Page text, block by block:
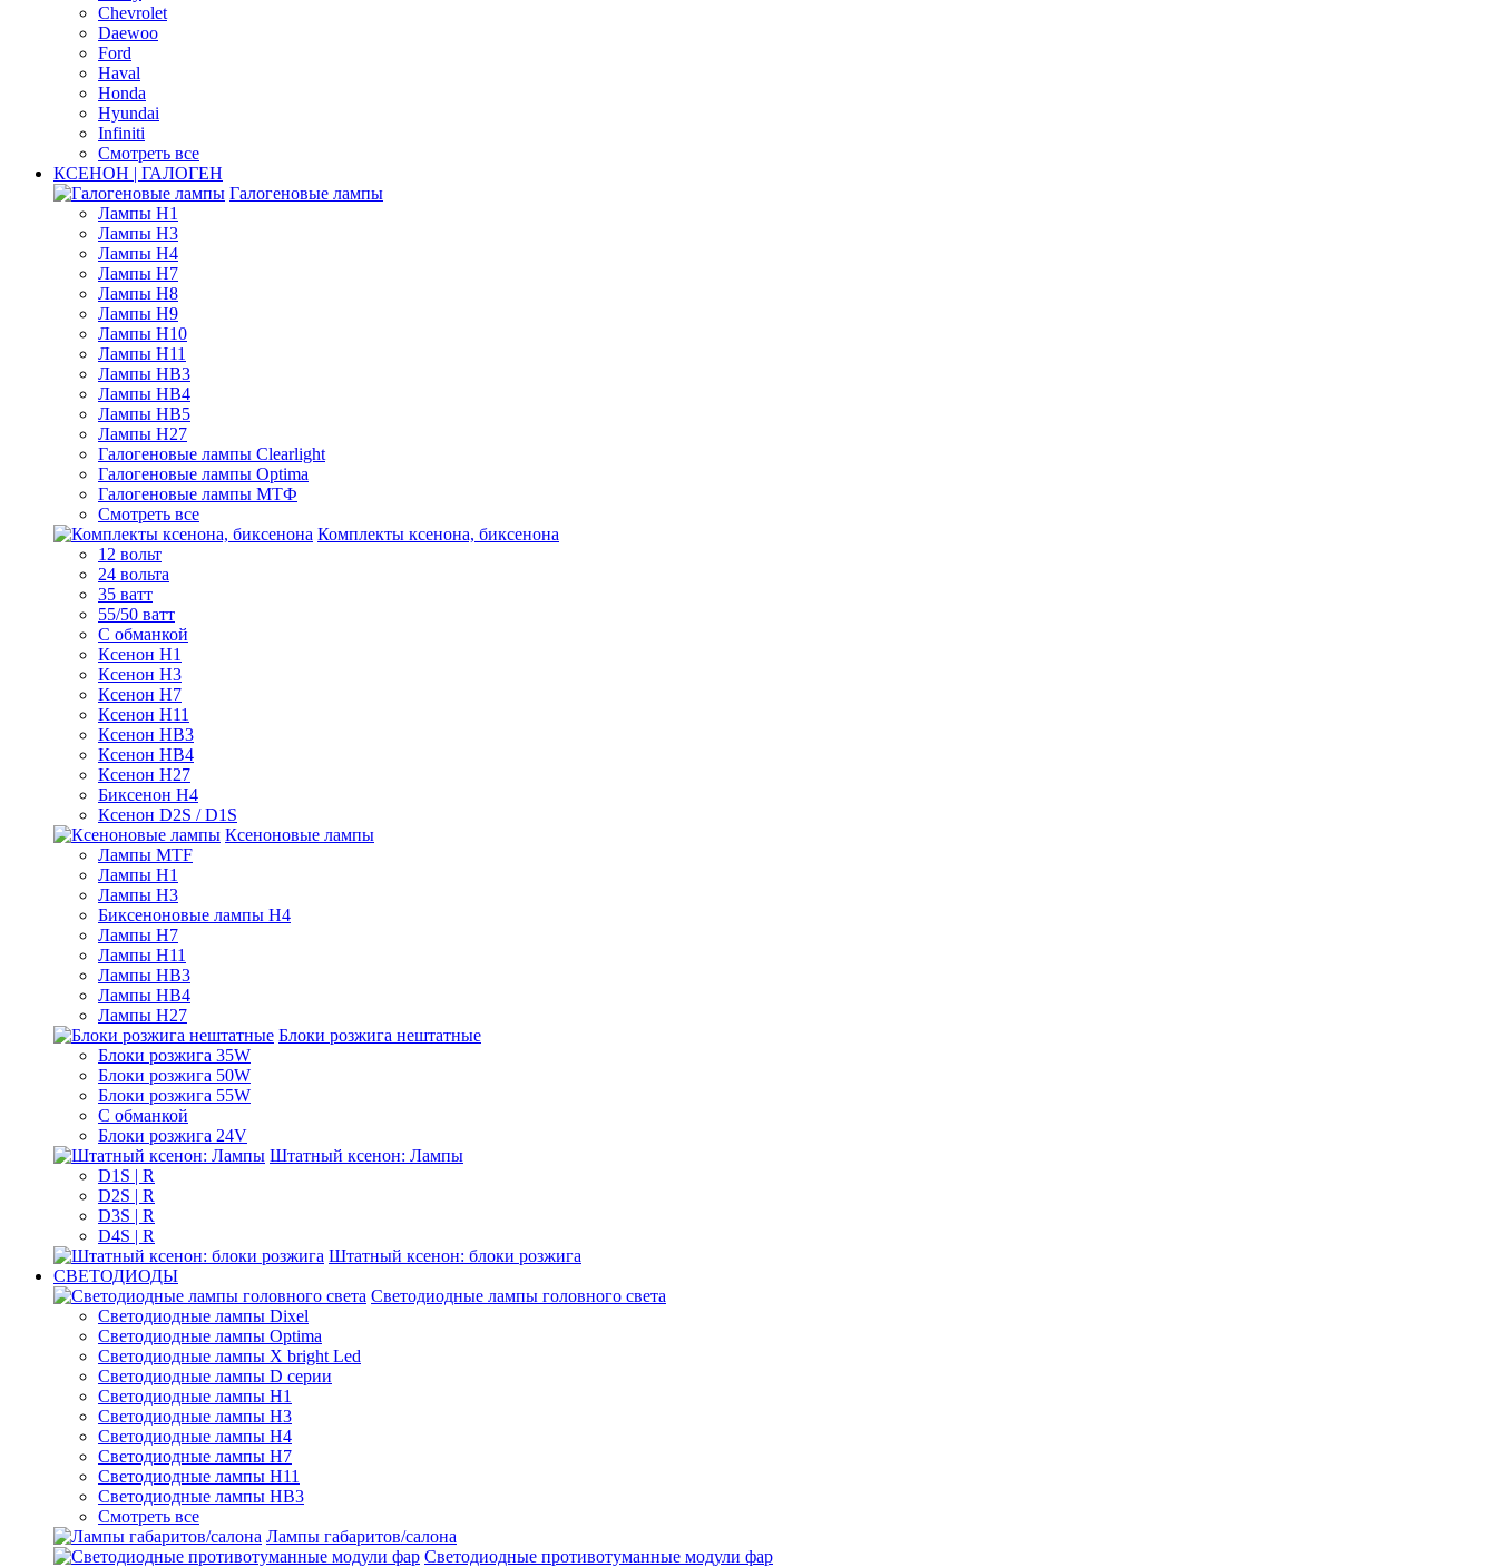
Chevrolet
Daewoo
Ford
Haval
Honda
Hyundai
Infiniti
Смотреть все
КСЕНОН | ГАЛОГЕН
Галогеновые лампы
Лампы H1
Лампы H3
Лампы H4
Лампы H7
Лампы H8
Лампы H9
Лампы H10
Лампы H11
Лампы HB3
Лампы HB4
Лампы HB5
Лампы H27
Галогеновые лампы Clearlight
Галогеновые лампы Optima
Галогеновые лампы МТФ
Смотреть все
Комплекты ксенона, биксенона
12 вольт
24 вольта
35 ватт
55/50 ватт
С обманкой
Ксенон H1
Ксенон H3
Ксенон H7
Ксенон H11
Ксенон HB3
Ксенон HB4
Ксенон H27
Биксенон H4
Ксенон D2S / D1S
Ксеноновые лампы
Лампы MTF
Лампы H1
Лампы H3
Биксеноновые лампы H4
Лампы H7
Лампы H11
Лампы HB3
Лампы HB4
Лампы H27
Блоки розжига нештатные
Блоки розжига 35W
Блоки розжига 50W
Блоки розжига 55W
С обманкой
Блоки розжига 24V
Штатный ксенон: Лампы
D1S | R
D2S | R
D3S | R
D4S | R
Штатный ксенон: блоки розжига
СВЕТОДИОДЫ
Светодиодные лампы головного света
Светодиодные лампы Dixel
Светодиодные лампы Optima
Светодиодные лампы X bright Led
Светодиодные лампы D серии
Светодиодные лампы H1
Светодиодные лампы H3
Светодиодные лампы H4
Светодиодные лампы H7
Светодиодные лампы H11
Светодиодные лампы HB3
Смотреть все
Лампы габаритов/салона
Светодиодные противотуманные модули фар